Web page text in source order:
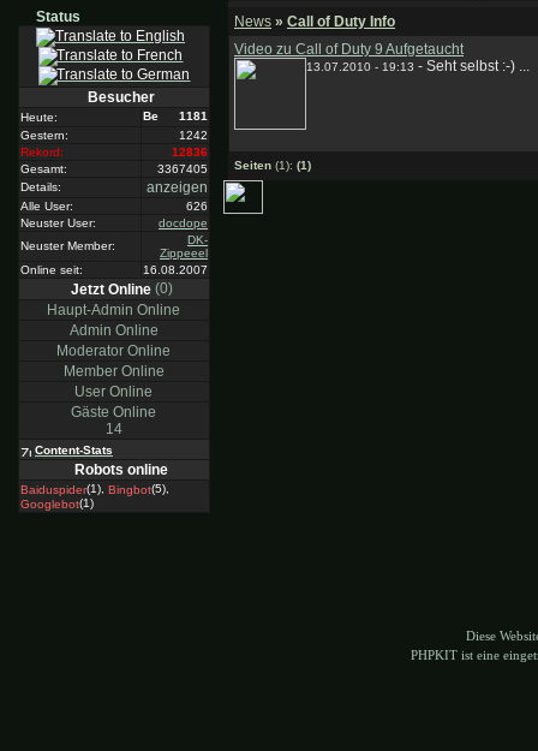
Status
Besucher
Heute:
1181
Gestern:
1242
Rekord:
12836
Gesamt:
3367405
Details:
anzeigen
Alle User:
626
Neuster User:
docdope
Neuster Member:
DK-
Zippeeel
Online seit:
16.08.2007
Jetzt Online (0)
Haupt-Admin Online
Admin Online
Moderator Online
Member Online
User Online
Gäste Online
14
Content-Stats
Robots online
Baiduspider(1), Bingbot(5),
Googlebot(1)
News » Call of Duty Info
Video zu Call of Duty 9 Aufgetaucht
13.07.2010 - 19:13 - Seht selbst :-) ...
Seiten (1): (1)
Diese
PHPKIT ist eine